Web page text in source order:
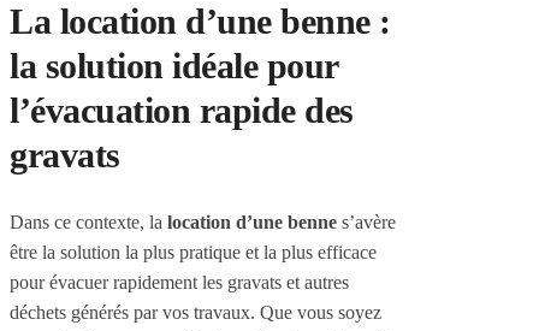
La location d’une benne :
la solution idéale pour
l’évacuation rapide des
gravats
Dans ce contexte, la location d’une benne s’avère
être la solution la plus pratique et la plus efficace
pour évacuer rapidement les gravats et autres
déchets générés par vos travaux. Que vous soyez